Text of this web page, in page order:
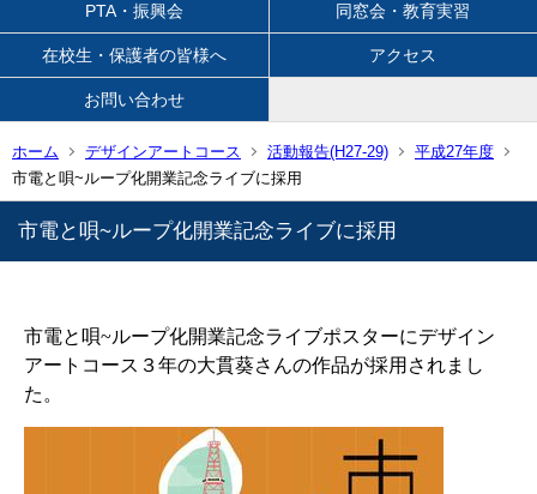
PTA・振興会 同窓会・教育実習
在校生・保護者の皆様へ アクセス
お問い合わせ
ホーム デザインアートコース 活動報告(H27-29)
平成27年度
市電と唄~ループ化開業記念ライブに採用
市電と唄~ループ化開業記念ライブに採用
市電と唄~ループ化開業記念ライブポスターにデザイン
アートコース３年の大貫葵さんの作品が採用されまし
た。